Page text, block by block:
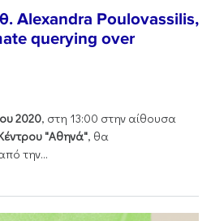
Alexandra Poulovassilis,
querying over
2020, στη 13:00 στην αίθουσα
"Αθηνά", θα
την...